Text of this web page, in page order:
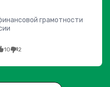
грамотности
10 2